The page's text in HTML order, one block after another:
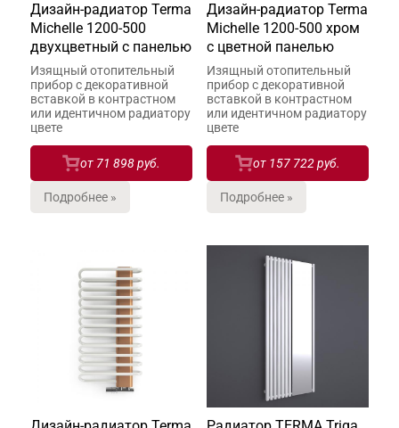
Дизайн-радиатор Terma
Michelle 1200-500
двухцветный с панелью
Изящный отопительный
прибор с декоративной
вставкой в контрастном
или идентичном радиатору
цвете
от 71 898 руб.
Подробнее »
Дизайн-радиатор Terma
Michelle 1200-500 хром
с цветной панелью
Изящный отопительный
прибор с декоративной
вставкой в контрастном
или идентичном радиатору
цвете
от 157 722 руб.
Подробнее »